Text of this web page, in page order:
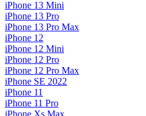
iPhone 13 Mini
iPhone 13 Pro
iPhone 13 Pro Max
iPhone 12
iPhone 12 Mini
iPhone 12 Pro
iPhone 12 Pro Max
iPhone SE 2022
iPhone 11
iPhone 11 Pro
iPhone Xs Max